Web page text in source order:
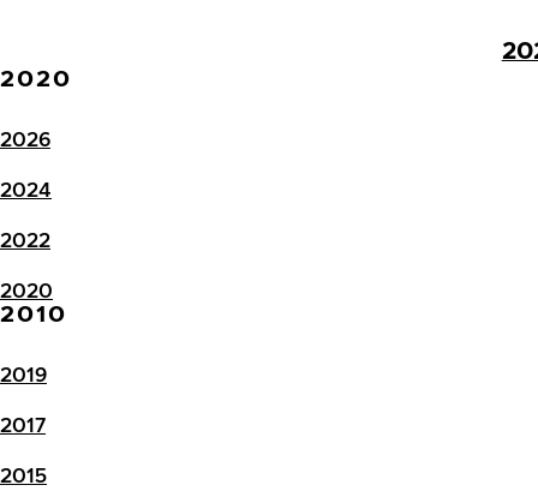
2020
2026
2024
2022
2020
2010
2019
2017
2015